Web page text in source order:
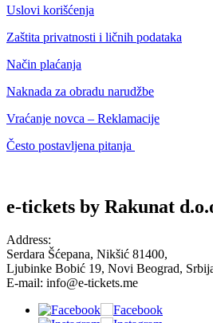
Uslovi korišćenja
Zaštita privatnosti i ličnih podataka
Način plaćanja
Naknada za obradu narudžbe
Vraćanje novca – Reklamacije
Često postavljena pitanja
e-tickets by Rakunat
Address:
Serdara Šćepana, Nikšić 81400,
​Ljubinke Bobić 19, Novi Beograd,
E-mail: info@e-tickets.me